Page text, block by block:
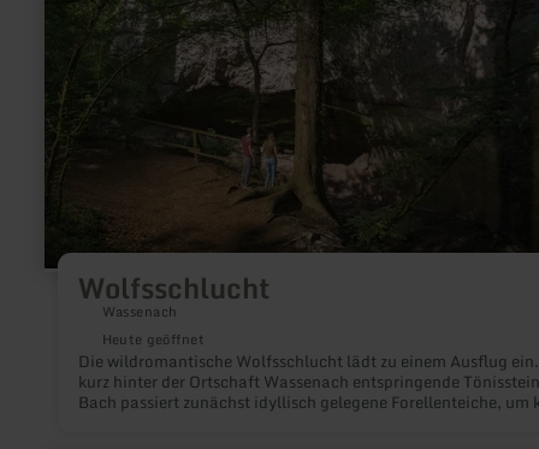
Wolfsschlucht
Wassenach
Heute geöffnet
Die wildromantische Wolfsschlucht lädt zu einem Ausflug
kurz hinter der Ortschaft Wassenach entspringende
Bach passiert zunächst idyllisch gelegene Forellenteiche, um